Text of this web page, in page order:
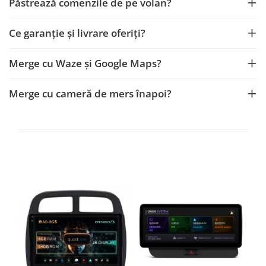
Navigații universale 1DIN
Rame adaptoare auto
Rame adaptoare Opel
Rame adaptoare Skoda
Rame adaptoare Suzuki
Ce garanție și livrare oferiți?
Merge cu Waze și Google Maps?
Merge cu cameră de mers înapoi?